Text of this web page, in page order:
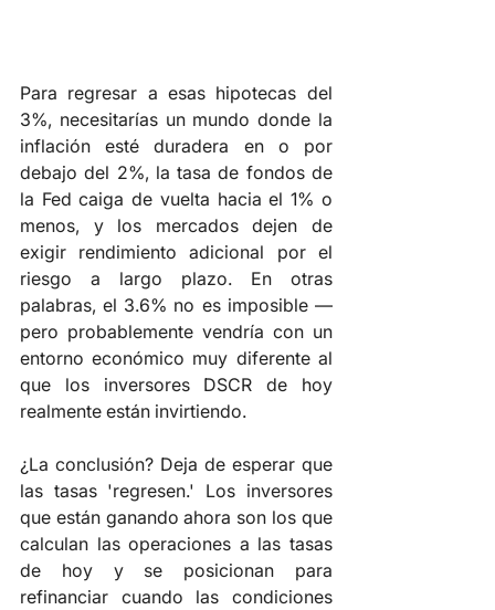
Para regresar a esas hipotecas del
3%, necesitarías un mundo donde la
inflación esté duradera en o por
debajo del 2%, la tasa de fondos de
la Fed caiga de vuelta hacia el 1% o
menos, y los mercados dejen de
exigir rendimiento adicional por el
riesgo a largo plazo. En otras
palabras, el 3.6% no es imposible —
pero probablemente vendría con un
entorno económico muy diferente al
que los inversores DSCR de hoy
realmente están invirtiendo.
¿La conclusión? Deja de esperar que
las tasas 'regresen.' Los inversores
que están ganando ahora son los que
calculan las operaciones a las tasas
de hoy y se posicionan para
refinanciar cuando las condiciones